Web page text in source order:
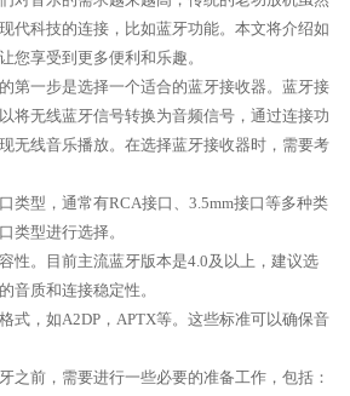
代科技的连接，比如蓝牙功能。本文将介绍如
您享受到更多便利和乐趣。
第一步是选择一个适合的蓝牙接收器。蓝牙接
将无线蓝牙信号转换为音频信号，通过连接功
无线音乐播放。在选择蓝牙接收器时，需要考
类型，通常有RCA接口、3.5mm接口等多种类
类型进行选择。
性。目前主流蓝牙版本是4.0及以上，建议选
音质和连接稳定性。
式，如A2DP，APTX等。这些标准可以确保音
之前，需要进行一些必要的准备工作，包括：